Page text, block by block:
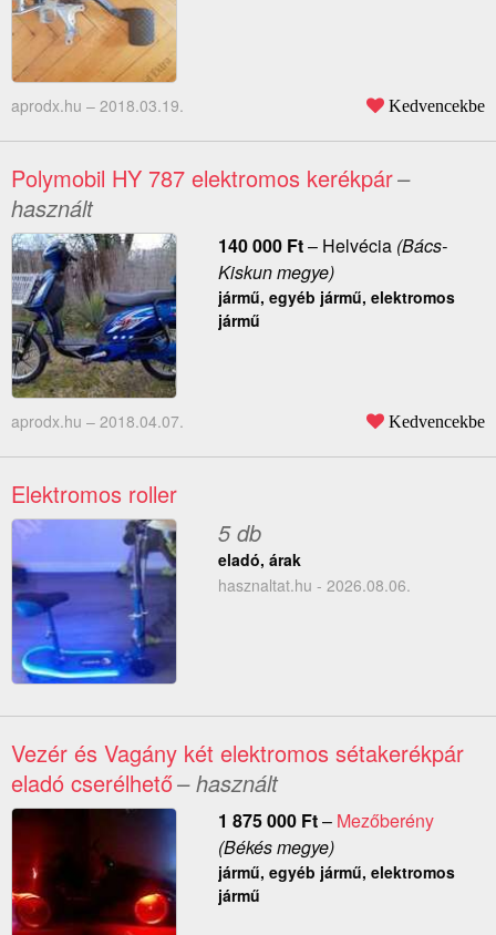
aprodx.hu – 2018.03.19. Kedvencekbe
Polymobil HY 787 elektromos kerékpár–
használt
140 000 Ft– Helvécia(Bács-
Kiskun megye)
jármű, egyéb jármű, elektromos
jármű
aprodx.hu – 2018.04.07. Kedvencekbe
Elektromos roller
5 db
eladó, árak
hasznaltat.hu - 2026.08.06.
Vezér és Vagány két elektromos sétakerékpár
eladó cserélhető– használt
1 875 000 Ft– Mezőberény
(Békés megye)
jármű, egyéb jármű, elektromos
jármű